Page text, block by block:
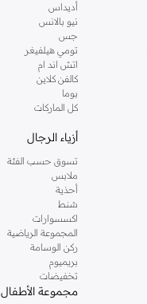
أديداس
نيو بالانس
جس
تومي هيلفيغر
اتش اند ام
كالفن كلاين
بوما
كل الماركات
أزياء الرجال
تسوق حسب الفئة
ملابس
أحذية
شنط
اكسسوارات
المجموعة الرياضية
ركن الوسامة
بريميوم
تخفيضات
مجموعة الأطفال